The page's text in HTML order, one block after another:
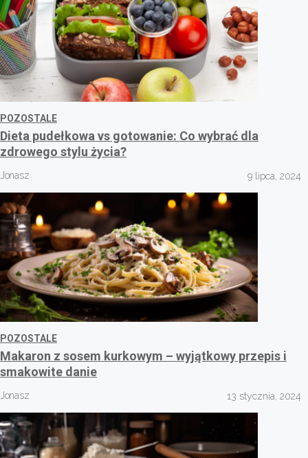
POZOSTALE
Dieta pudełkowa vs gotowanie: Co wybrać dla
zdrowego stylu życia?
Jonasz 9 lipca, 2024
POZOSTALE
Makaron z sosem kurkowym – wyjątkowy przepis i
smakowite danie
Jonasz 13 stycznia, 2024